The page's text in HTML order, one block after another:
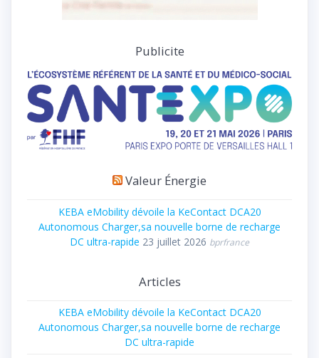
Publicite
Valeur Énergie
KEBA eMobility dévoile la KeContact DCA20
Autonomous Charger,sa nouvelle borne de recharge
DC ultra-rapide 23 juillet 2026 bprfrance
Articles
KEBA eMobility dévoile la KeContact DCA20
Autonomous Charger,sa nouvelle borne de recharge
DC ultra-rapide